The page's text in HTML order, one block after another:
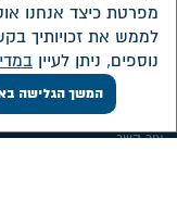
מדיניות פרטיות​
שירות לקוחות
צור קשר
מפרטת כיצד אנחנו
לממש את זכויותיך
נוספים, ניתן לעיין
המשך הגלישה